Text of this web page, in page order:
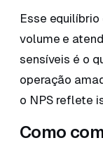
Esse
volume e
sensíveis é o
operação
o NPS reflete
Como